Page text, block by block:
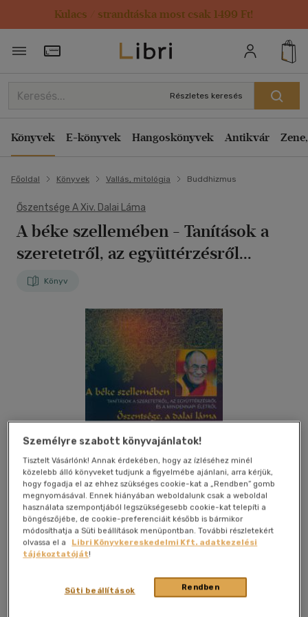
Kulacs / strandtáska most csak 1499 Ft!
Törzsvásárlói Kártya adatai
Részletes keresés
Könyvek E-könyvek Hangoskönyvek Antikvár
Főoldal Könyvek Vallás, mitológia Buddhizmus
Őszentsége A Xiv. Dalai Láma
A béke szellemében - Tanítások a
szeretetről, az együttérzésről...
Könyv
Kívánságlistához adom
Buddha tanításait két mondatban lehet összefoglalni:
Személyre szabott könyvajánlatok!
Tisztelt Vásárlónk! Annak érdekében, hogy az ízléséhez minél
közelebb álló könyveket tudjunk a figyelmébe ajánlani, arra kérjük,
hogy fogadja el az ehhez szükséges cookie-kat a „Rendben” gomb
megnyomásával. Ennek hiányában weboldalunk csak a weboldal
használata szempontjából legszükségesebb cookie-kat telepíti a
böngészőjébe, de cookie-preferenciáit később is bármikor
módosíthatja a Süti beállítások menüpontban. További részletekért
olvassa el a
Libri Könyvkereskedelmi Kft. adatkezelési
tájékoztatóját!
Rendben
Süti beállítások